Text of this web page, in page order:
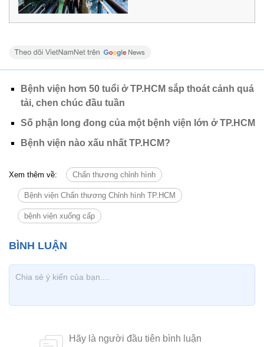
Bệnh viện hơn 50 tuổi ở TP.HCM sắp thoát cảnh quá
tải, chen chúc đầu tuần
Số phận long đong của một bệnh viện lớn ở TP.HCM
Bệnh viện nào xấu nhất TP.HCM?
Xem thêm về: Chấn thương chỉnh hình
Bệnh viện Chấn thương Chỉnh hình TP.HCM
bệnh viện xuống cấp